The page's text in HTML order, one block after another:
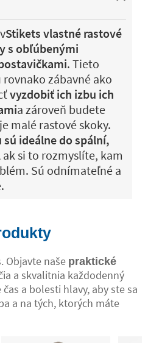
Stikets vlastné rastové
s obľúbenými
. Tieto
zábavné ako
vyzdobiť ich izbu ich
a zároveň budete
malé rastové skoky.
ideálne do spální,
ak si to rozmyslíte, kam
Sú odnímateľné a
Objavte naše praktické
a skvalitnia každodenný
a bolesti hlavy, aby ste sa
a na tých, ktorých máte